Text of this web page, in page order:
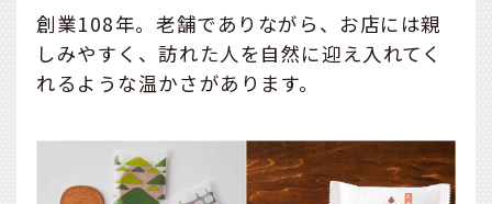
創業108年。老舗でありながら、お店には親
しみやすく、訪れた人を自然に迎え入れてく
れるような温かさがあります。